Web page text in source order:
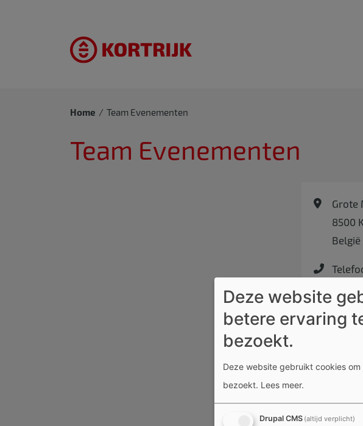
Home Team Evenementen
Team Evenementen
Grote
8500
België
056
Deze website
betere ervaring
bezoekt.
Deze website gebruikt cookies
bezoekt. Lees meer.
Drupal CMS (altijd verplicht)